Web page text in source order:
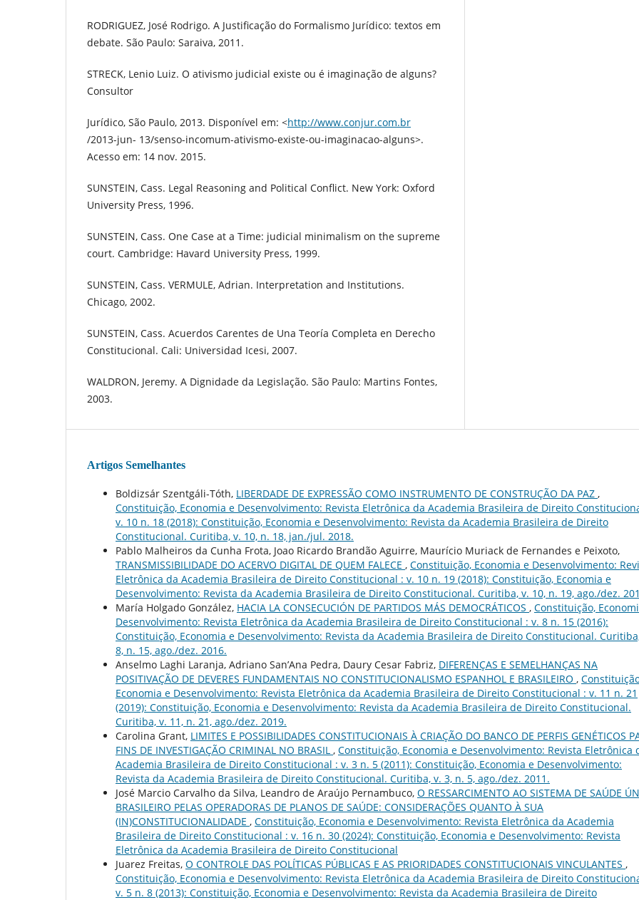
RODRIGUEZ, José Rodrigo. A Justificação do Formalismo Jurídico: textos em
debate. São Paulo: Saraiva, 2011.
STRECK, Lenio Luiz. O ativismo judicial existe ou é imaginação de alguns?
Consultor
Jurídico, São Paulo, 2013. Disponível em: <http://www.conjur.com.br
/2013-jun- 13/senso-incomum-ativismo-existe-ou-imaginacao-alguns>.
Acesso em: 14 nov. 2015.
SUNSTEIN, Cass. Legal Reasoning and Political Conflict. New York: Oxford
University Press, 1996.
SUNSTEIN, Cass. One Case at a Time: judicial minimalism on the supreme
court. Cambridge: Havard University Press, 1999.
SUNSTEIN, Cass. VERMULE, Adrian. Interpretation and Institutions.
Chicago, 2002.
SUNSTEIN, Cass. Acuerdos Carentes de Una Teoría Completa en Derecho
Constitucional. Cali: Universidad Icesi, 2007.
WALDRON, Jeremy. A Dignidade da Legislação. São Paulo: Martins Fontes,
2003.
Artigos Semelhantes
Boldizsár Szentgáli-Tóth, LIBERDADE DE EXPRESSÃO COMO INSTRUMENTO DE CONSTRUÇÃO DA PAZ ,
Constituição, Economia e Desenvolvimento: Revista Eletrônica da Academia Brasileira de Direito
v. 10 n. 18 (2018): Constituição, Economia e Desenvolvimento: Revista da Academia Brasileira de Direito
Constitucional. Curitiba, v. 10, n. 18, jan./jul. 2018.
Pablo Malheiros da Cunha Frota, Joao Ricardo Brandão Aguirre, Maurício Muriack de Fernandes e Peixoto,
TRANSMISSIBILIDADE DO ACERVO DIGITAL DE QUEM FALECE , Constituição, Economia e Desenvolvimento:
Eletrônica da Academia Brasileira de Direito Constitucional : v. 10 n. 19 (2018): Constituição, Economia e
Desenvolvimento: Revista da Academia Brasileira de Direito Constitucional. Curitiba, v. 10, n. 19, ago./dez.
María Holgado González, HACIA LA CONSECUCIÓN DE PARTIDOS MÁS DEMOCRÁTICOS , Constituição,
Desenvolvimento: Revista Eletrônica da Academia Brasileira de Direito Constitucional : v. 8 n. 15 (2016):
Constituição, Economia e Desenvolvimento: Revista da Academia Brasileira de Direito Constitucional.
8, n. 15, ago./dez. 2016.
Anselmo Laghi Laranja, Adriano San’Ana Pedra, Daury Cesar Fabriz, DIFERENÇAS E SEMELHANÇAS NA
POSITIVAÇÃO DE DEVERES FUNDAMENTAIS NO CONSTITUCIONALISMO ESPANHOL E BRASILEIRO ,
Economia e Desenvolvimento: Revista Eletrônica da Academia Brasileira de Direito Constitucional : v. 11 n. 21
(2019): Constituição, Economia e Desenvolvimento: Revista da Academia Brasileira de Direito Constitucional.
Curitiba, v. 11, n. 21, ago./dez. 2019.
Carolina Grant, LIMITES E POSSIBILIDADES CONSTITUCIONAIS À CRIAÇÃO DO BANCO DE PERFIS GENÉTICOS
FINS DE INVESTIGAÇÃO CRIMINAL NO BRASIL , Constituição, Economia e Desenvolvimento: Revista Eletrônica
Academia Brasileira de Direito Constitucional : v. 3 n. 5 (2011): Constituição, Economia e Desenvolvimento:
Revista da Academia Brasileira de Direito Constitucional. Curitiba, v. 3, n. 5, ago./dez. 2011.
José Marcio Carvalho da Silva, Leandro de Araújo Pernambuco, O RESSARCIMENTO AO SISTEMA DE SAÚDE
BRASILEIRO PELAS OPERADORAS DE PLANOS DE SAÚDE: CONSIDERAÇÕES QUANTO À SUA
(IN)CONSTITUCIONALIDADE , Constituição, Economia e Desenvolvimento: Revista Eletrônica da Academia
Brasileira de Direito Constitucional : v. 16 n. 30 (2024): Constituição, Economia e Desenvolvimento: Revista
Eletrônica da Academia Brasileira de Direito Constitucional
Juarez Freitas, O CONTROLE DAS POLÍTICAS PÚBLICAS E AS PRIORIDADES CONSTITUCIONAIS VINCULANTES ,
Constituição, Economia e Desenvolvimento: Revista Eletrônica da Academia Brasileira de Direito
v. 5 n. 8 (2013): Constituição, Economia e Desenvolvimento: Revista da Academia Brasileira de Direito